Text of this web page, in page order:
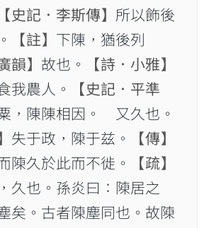
【史記．李斯傳】 所以飾後
【註】 下陳，猶後列
韻】 故也。
【詩．小雅】
我農人。
【史記．平準
，陳陳相因。 又久也。
失于政，𨻰于兹。
【傳】
𨻰久於此而不徙。
【疏】
久也。孫炎曰：𨻰居之
矣。古者𨻰塵同也。故𨻰